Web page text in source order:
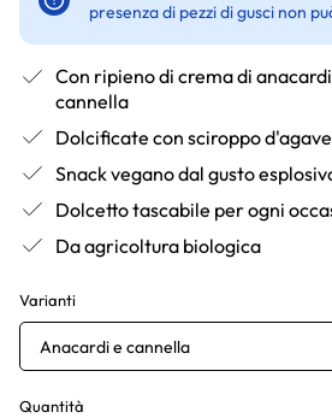
presenza di pezzi di gusci non
Con ripieno di crema di
cannella
Dolcificate con sciroppo d'agave
Snack vegano dal gusto
Dolcetto tascabile per ogni
Da agricoltura biologica
Varianti
Anacardi e cannella
Quantità